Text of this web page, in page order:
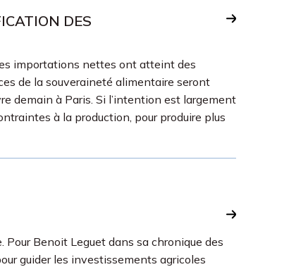
DES
importations nettes ont atteint des
de la souveraineté alimentaire seront
demain à Paris. Si l’intention est largement
à la production, pour produire plus
Benoit Leguet dans sa chronique des
guider les investissements agricoles